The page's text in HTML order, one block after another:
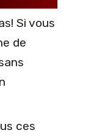
Si vous
de
ces